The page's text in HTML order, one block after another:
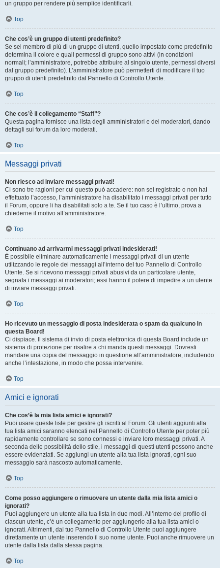
un gruppo per rendere più semplice identificarli.
Top
Che cos’è un gruppo di utenti predefinito?
Se sei membro di più di un gruppo di utenti, quello impostato come predefinito
determina il colore e quali permessi di gruppo sono attivi (in condizioni
normali; l’amministratore, potrebbe attribuire al singolo utente, permessi diversi
dal gruppo predefinito). L’amministratore può permetterti di modificare il tuo
gruppo di utenti predefinito dal Pannello di Controllo Utente.
Top
Che cos’è il collegamento “Staff”?
Questa pagina fornisce una lista degli amministratori e dei moderatori, dando
dettagli sui forum da loro moderati.
Top
Messaggi privati
Non riesco ad inviare messaggi privati!
Ci sono tre ragioni per cui questo può accadere: non sei registrato o non hai
effettuato l’accesso, l’amministratore ha disabilitato i messaggi privati per tutto
il Forum, oppure li ha disabilitati solo a te. Se il tuo caso è l’ultimo, prova a
chiederne il motivo all’amministratore.
Top
Continuano ad arrivarmi messaggi privati indesiderati!
È possibile eliminare automaticamente i messaggi privati ​​di un utente
utilizzando le regole dei messaggi all’interno del tuo Pannello di Controllo
Utente. Se si ricevono messaggi privati ​​abusivi da un particolare utente,
segnala i messaggi ai moderatori; essi hanno il potere di impedire a un utente
di inviare messaggi privati​​.
Top
Ho ricevuto un messaggio di posta indesiderata o spam da qualcuno in
questa Board!
Ci dispiace. Il sistema di invio di posta elettronica di questa Board include un
sistema di protezione per risalire a chi manda questi messaggi. Dovresti
mandare una copia del messaggio in questione all’amministratore, includendo
anche l’intestazione, in modo che possa intervenire.
Top
Amici e ignorati
Che cos’è la mia lista amici e ignorati?
Puoi usare queste liste per gestire gli iscritti al Forum. Gli utenti aggiunti alla
tua lista amici saranno elencati nel Pannello di Controllo Utente per poter più
rapidamente controllare se sono connessi e inviare loro messaggi privati. A
seconda delle possibilità dello stile, i messaggi di questi utenti possono anche
essere evidenziati. Se aggiungi un utente alla tua lista ignorati, ogni suo
messaggio sarà nascosto automaticamente.
Top
Come posso aggiungere o rimuovere un utente dalla mia lista amici o
ignorati?
Puoi aggiungere un utente alla tua lista in due modi. All’interno del profilo di
ciascun utente, c’è un collegamento per aggiungerlo alla tua lista amici o
ignorati. Altrimenti, dal tuo Pannello di Controllo Utente puoi aggiungere
direttamente un utente inserendo il suo nome utente. Puoi anche rimuovere un
utente dalla lista dalla stessa pagina.
Top